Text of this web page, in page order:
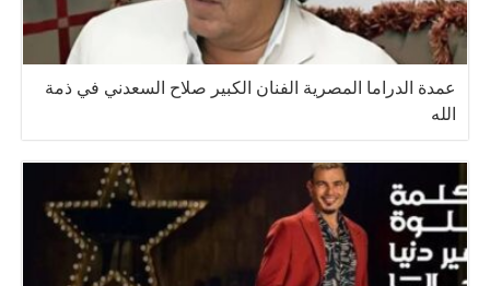
عمدة الدراما المصرية الفنان الكبير صلاح السعدني في ذمة
الله